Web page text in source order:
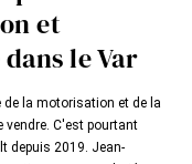
et
le Var
de la motorisation et de la
vendre. C'est pourtant
depuis 2019. Jean-